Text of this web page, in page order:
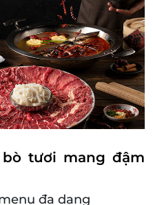
tươi mang đậm
đa dạng